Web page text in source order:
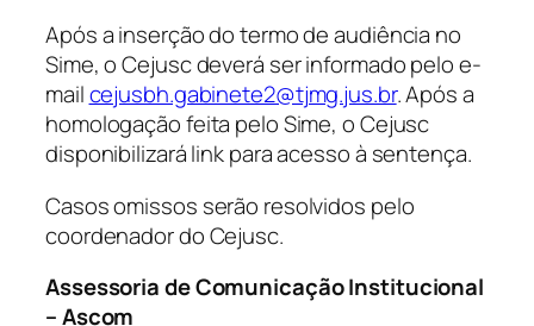
Após a inserção do termo de audiência no
Sime, o Cejusc deverá ser informado peloe-
mailcejusbh.gabinete2@tjmg.jus.br. Após a
homologação feita pelo Sime, o Cejusc
disponibilizarálinkpara acesso à sentença.
Casos omissos serão resolvidos pelo
coordenador do Cejusc.
Assessoria de Comunicação Institucional
– Ascom